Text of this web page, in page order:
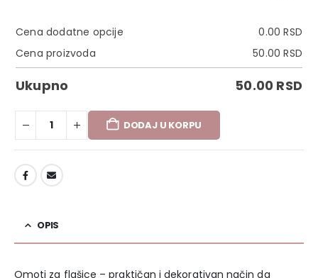
Cena dodatne opcije 0.00RSD
Cena proizvoda
50.00RSD
Ukupno 50.00 RSD
DODAJ U KORPU
OPIS
Omoti za flašice – praktičan i dekorativan način da